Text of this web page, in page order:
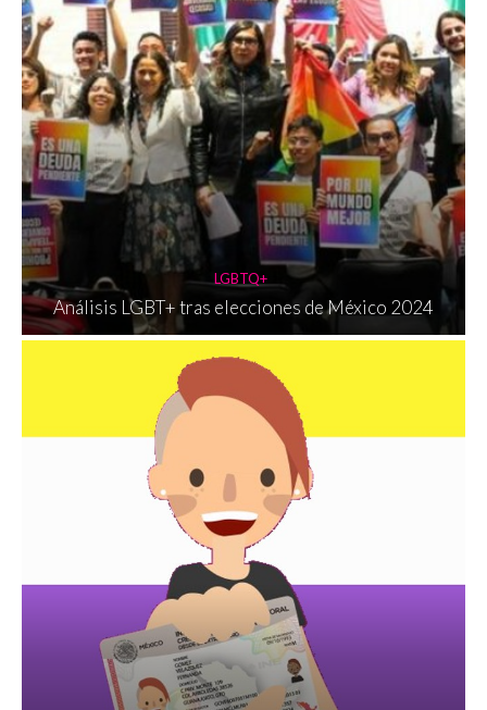
LGBTQ+
Análisis LGBT+ tras elecciones de México 2024